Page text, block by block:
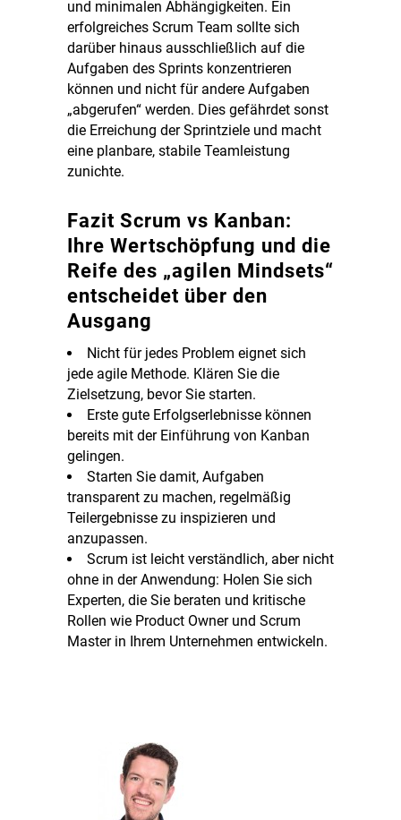
und minimalen Abhängigkeiten. Ein
erfolgreiches Scrum Team sollte sich
darüber hinaus ausschließlich auf die
Aufgaben des Sprints konzentrieren
können und nicht für andere Aufgaben
„abgerufen“ werden. Dies gefährdet sonst
die Erreichung der Sprintziele und macht
eine planbare, stabile Teamleistung
zunichte.
Fazit Scrum vs Kanban:
Ihre Wertschöpfung und die
Reife des „agilen Mindsets“
entscheidet über den
Ausgang
Nicht für jedes Problem eignet sich
jede agile Methode. Klären Sie die
Zielsetzung, bevor Sie starten.
Erste gute Erfolgserlebnisse können
bereits mit der Einführung von Kanban
gelingen.
Starten Sie damit, Aufgaben
transparent zu machen, regelmäßig
Teilergebnisse zu inspizieren und
anzupassen.
Scrum ist leicht verständlich, aber nicht
ohne in der Anwendung: Holen Sie sich
Experten, die Sie beraten und kritische
Rollen wie Product Owner und Scrum
Master in Ihrem Unternehmen entwickeln.